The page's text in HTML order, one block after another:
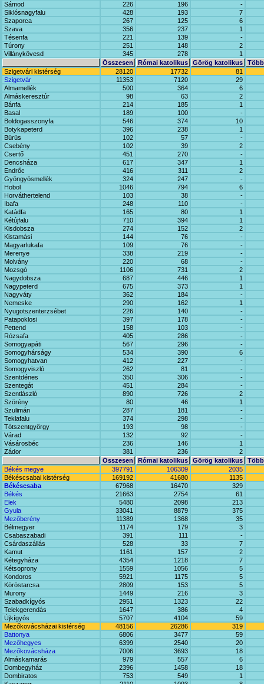
Sámod
226 196
-
Siklósnagyfalu
428 193
7
Szaporca
267 125
6
Szava
356 237
1
Tésenfa
221 139
-
Túrony
251 148
2
Villánykövesd
345 278
1
Összesen
Római katolikus Görög katolikus
Szigetvári kistérség
28120 17732
81
Szigetvár
11353 7120
29
Almamellék
500 364
6
Almáskeresztúr
98 63
2
Bánfa
214 185
1
Basal
189 100
-
Boldogasszonyfa
546 374
10
Botykapeterd
396 238
1
Bürüs
102 57
-
Csebény
102 39
2
Csertő
451 270
-
Dencsháza
617 347
1
Endrőc
416 311
2
Gyöngyösmellék
324 247
-
Hobol
1046 794
6
Horváthertelend
103 38
-
Ibafa
248 110
-
Katádfa
165 80
1
Kétújfalu
710 394
1
Kisdobsza
274 152
2
Kistamási
144 76
-
Magyarlukafa
109 76
-
Merenye
338 219
-
Molvány
220 68
-
Mozsgó
1106 731
2
Nagydobsza
687 446
1
Nagypeterd
675 373
1
Nagyváty
362 184
-
Nemeske
290 162
1
Nyugotszenterzsébet
226 140
-
Patapoklosi
397 178
-
Pettend
158 103
-
Rózsafa
405 286
-
Somogyapáti
567 296
-
Somogyhárságy
534 390
6
Somogyhatvan
412 227
-
Somogyviszló
262 81
-
Szentdénes
350 306
-
Szentegát
451 284
-
Szentlászló
890 726
2
Szörény
80 46
1
Szulimán
287 181
-
Teklafalu
374 298
-
Tótszentgyörgy
193 98
-
Várad
132 92
-
Vásárosbéc
236 146
1
Zádor
381 236
2
Összesen
Római katolikus Görög katolikus
Békés megye
397791 106309
2035
Békéscsabai kistérség
169192 41680
1135
Békéscsaba
67968 16470
329
Békés
21663 2754
61
Elek
5480 2098
213
Gyula
33041 8879
375
Mezőberény
11389 1368
35
Bélmegyer
1174 179
3
Csabaszabadi
391 111
-
Csárdaszállás
528 33
7
Kamut
1161 157
2
Kétegyháza
4354 1218
7
Kétsoprony
1559 1056
5
Kondoros
5921 1175
5
Köröstarcsa
2809 153
5
Murony
1449 216
3
Szabadkígyós
2951 1323
22
Telekgerendás
1647 386
4
Újkígyós
5707 4104
59
Mezőkovácsházai kistérség
48156 26286
319
Battonya
6806 3477
59
Mezőhegyes
6399 2540
20
Mezőkovácsháza
7006 3693
18
Almáskamarás
979 557
6
Dombegyház
2396 1458
18
Dombiratos
753 549
1